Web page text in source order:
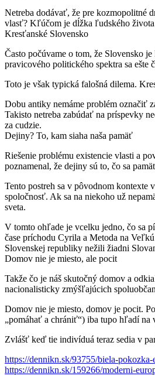
Netreba dodávať, že pre kozmopolitné
vlasť? Kľúčom je dĺžka ľudského
Kresťanské Slovensko
Často počúvame o tom, že Slovensko
pravicového politického spektra sa ešte
Toto je však typická falošná dilema.
Dobu antiky nemáme problém označiť
Takisto netreba zabúdať na príspevky
za cudzie.
Dejiny? To, kam siaha naša pamäť
Riešenie problému existencie vlasti a
poznamenal, že dejiny sú to, čo sa
Tento postreh sa v pôvodnom
spoločnosť. Ak sa na niekoho už
sveta.
V tomto ohľade je vcelku jedno, čo sa
čase príchodu Cyrila a Metoda na
Slovenskej republiky nežili žiadni
Domov nie je miesto, ale pocit
Takže čo je náš skutočný domov a
nacionalisticky zmýšľajúcich
Domov nie je miesto, domov je pocit.
„pomáhať a chrániť“) iba tupo hľadí na
Zvlášť keď tie indivíduá teraz sedia v
https://dennikn.sk/93755/biela-
https://dennikn.sk/159266/moderni-